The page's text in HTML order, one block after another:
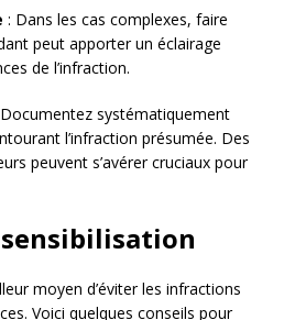
: Dans les cas complexes, faire
peut apporter un éclairage
de l’infraction.
systématiquement
l’infraction présumée. Des
peuvent s’avérer cruciaux pour
moyen d’éviter les infractions
Voici quelques conseils pour